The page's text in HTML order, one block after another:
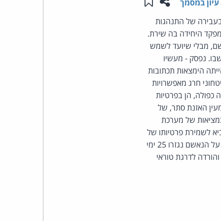
עיון במסמך
של התנהגות
היחידה בה שירת.
מבלי שיועד לשמש
נפסק - מעשיו
הימצאות תכתובות
חרג מאפשרויות
כפולה, הן בפרטיות
האזנת סתר, של
של מערכת
לשמירת פרטיותו של
אדם בארגון. את חומת המגן יש לבנות אף מלבנים של חינוך והקניית כללי תרבות והתנהגות ראויה. על הנאשם נגזרו 25 ימי
של עבודה צבאית, חמישה חודשי מאסר על תנאי, קנס בסך 6,000 ש"ח והורדה לדרגת טוראי